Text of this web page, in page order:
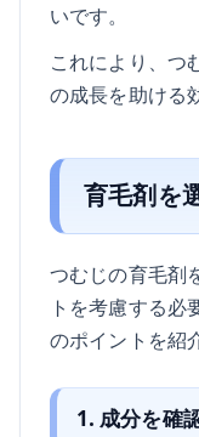
いです。
これにより、つ
の成長を助ける
育毛剤を
つむじの育毛剤
トを考慮する
のポイントを紹
1. 成分を確